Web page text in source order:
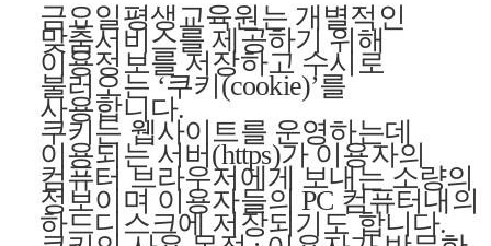
금요일평생교육원는 개별적인
맞춤서비스를 제공하기 위해
이용정보를 저장하고 수시로
불러오는 ‘쿠키(cookie)’를
사용합니다.
쿠키는 웹사이트를 운영하는데
이용되는 서버(https)가 이용자의
컴퓨터 브라우저에게 보내는 소량의
정보이며 이용자들의 PC 컴퓨터내의
하드디스크에 저장되기도 합니다.